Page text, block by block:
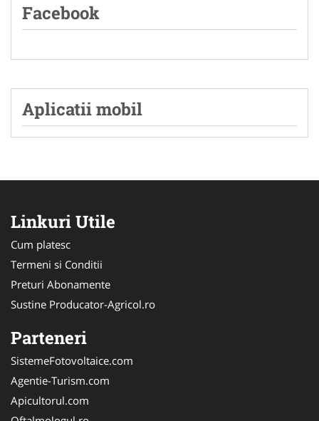
Facebook
Aplicatii mobil
Linkuri Utile
Cum platesc
Termeni si Conditii
Preturi Abonamente
Sustine Producator-Agricol.ro
Parteneri
SistemeFotovoltaice.com
Agentie-Turism.com
Apicultorul.com